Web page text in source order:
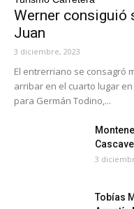
Werner consiguió
Juan
3 diciembre, 2023
El entrerriano se consagró
arribar en el cuarto lugar
para Germán Todino,...
Cascavel
3
Tobías